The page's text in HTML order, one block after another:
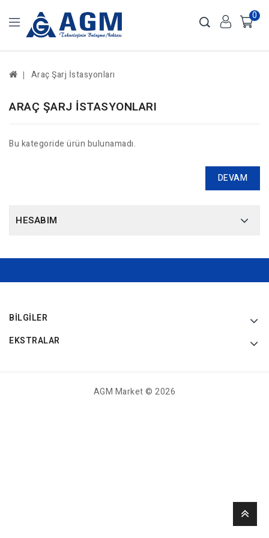
0
Araç Şarj İstasyonları
ARAÇ ŞARJ İSTASYONLARI
Bu kategoride ürün bulunamadı.
DEVAM
HESABIM
BILGILER
EKSTRALAR
AGM Market © 2026